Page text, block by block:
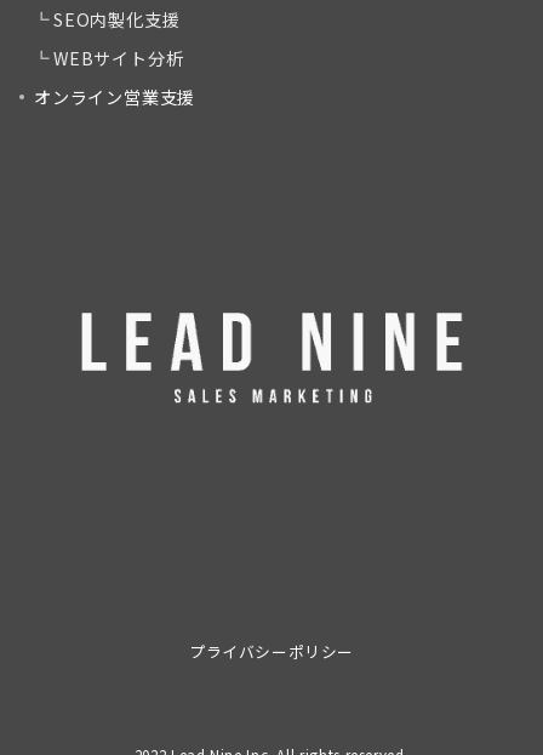
SEO内製化支援
WEBサイト分析
オンライン営業支援
プライバシーポリシー